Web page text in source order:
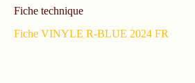
Fiche technique
Fiche VINYLE R-BLUE 2024 FR